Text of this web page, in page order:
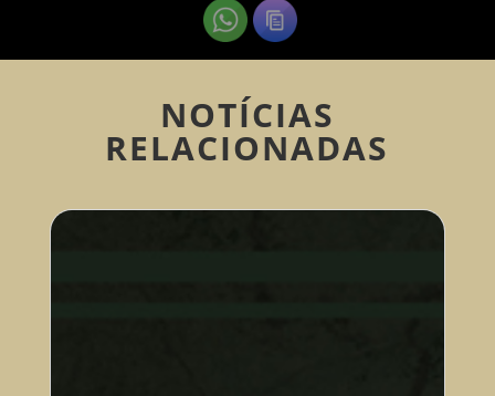
NOTÍCIAS
RELACIONADAS